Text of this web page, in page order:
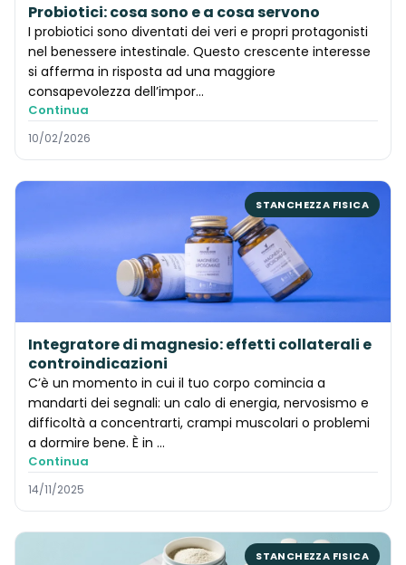
Probiotici: cosa sono e a cosa servono
I probiotici sono diventati dei veri e propri protagonisti
nel benessere intestinale. Questo crescente interesse
si afferma in risposta ad una maggiore
consapevolezza dell’impor…
Continua
10/02/2026
STANCHEZZA FISICA
Integratore di magnesio: effetti collaterali e
controindicazioni
C’è un momento in cui il tuo corpo comincia a
mandarti dei segnali: un calo di energia, nervosismo e
difficoltà a concentrarti, crampi muscolari o problemi
a dormire bene. È in …
Continua
14/11/2025
STANCHEZZA FISICA